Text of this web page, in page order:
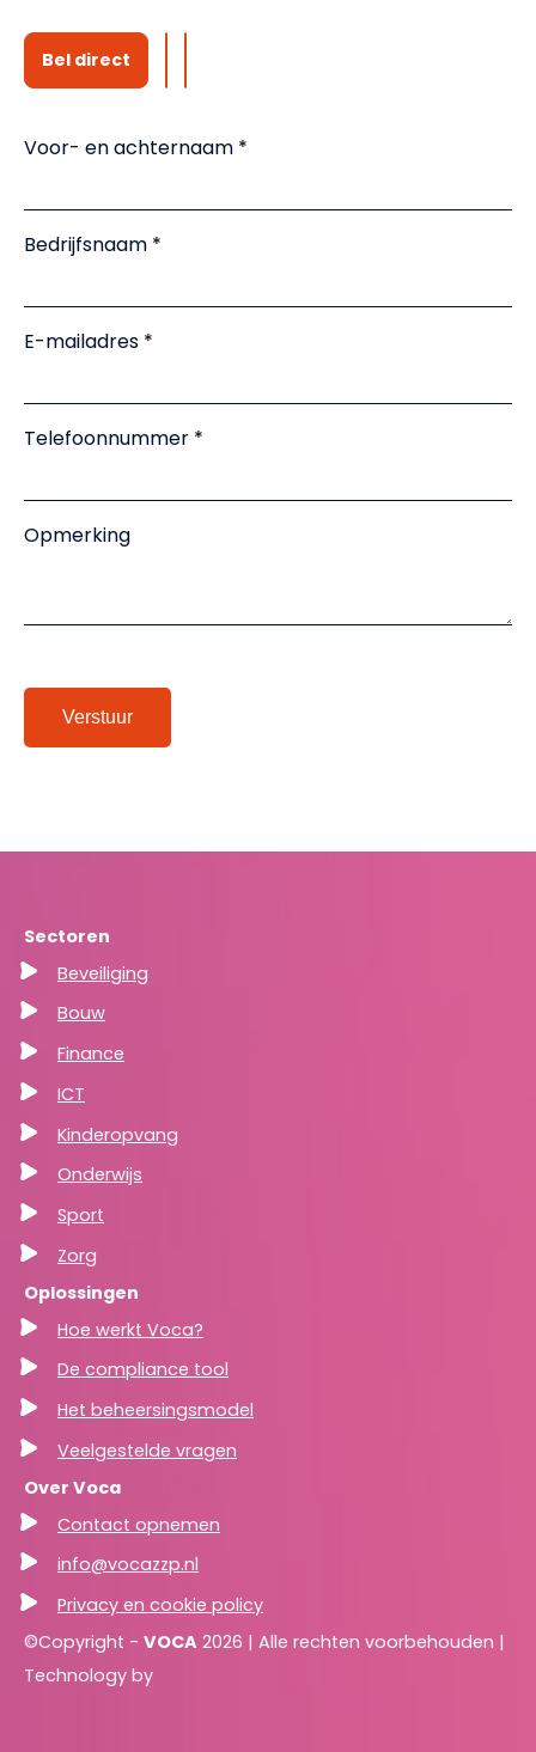
Bel direct
Voor- en achternaam
Bedrijfsnaam
E-mailadres
Telefoonnummer
Opmerking
Verstuur
Sectoren
Beveiliging
Bouw
Finance
ICT
Kinderopvang
Onderwijs
Sport
Zorg
Oplossingen
Hoe werkt Voca?
De compliance tool
Het beheersingsmodel
Veelgestelde vragen
Over Voca
Contact opnemen
info@vocazzp.nl
Privacy en cookie policy
©Copyright - VOCA 2026 | Alle rechten voorbehouden |
Technology by